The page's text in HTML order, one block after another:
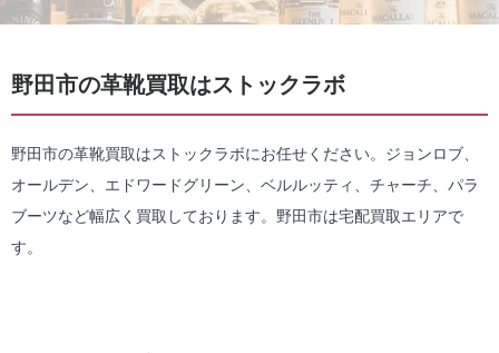
野田市の革靴買取はストックラボ
野田市の革靴買取はストックラボにお任せください。ジョンロブ、
オールデン、エドワードグリーン、ベルルッティ、チャーチ、パラ
ブーツなど幅広く買取しております。野田市は宅配買取エリアで
す。